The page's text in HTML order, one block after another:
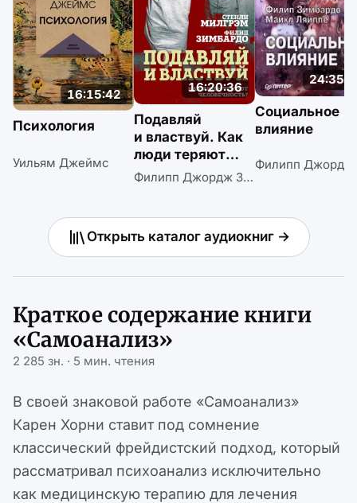
16:15:42
Психология
Уильям Джеймс
16:20:36
Подавляй
и властвуй. Как
люди теряют
человечность? Филипп Джордж Зимбардо
Социальное
влияние
Открыть каталог аудиокниг →
Краткое содержание книги
«Самоанализ»
2 285 зн. · 5 мин. чтения
В своей знаковой работе «Самоанализ»
Карен Хорни ставит под сомнение
классический фрейдистский подход, который
рассматривал психоанализ исключительно
как медицинскую терапию для лечения